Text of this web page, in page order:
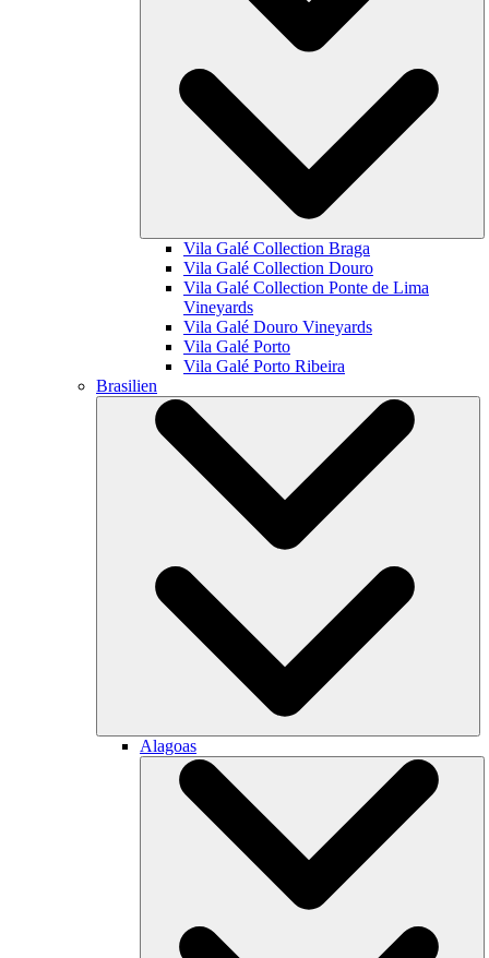
Vila Galé Collection Braga
Vila Galé Collection Douro
Vila Galé Collection Ponte de Lima
Vineyards
Vila Galé Douro Vineyards
Vila Galé Porto
Vila Galé Porto Ribeira
Brasilien
Alagoas